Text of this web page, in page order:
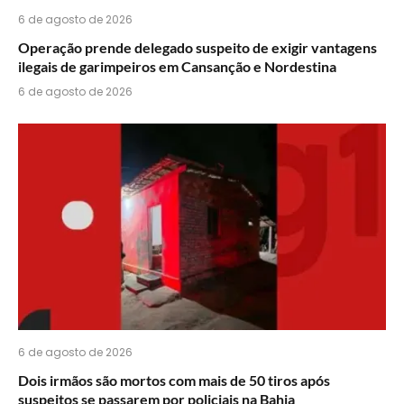
6 de agosto de 2026
Operação prende delegado suspeito de exigir vantagens
ilegais de garimpeiros em Cansanção e Nordestina
6 de agosto de 2026
6 de agosto de 2026
Dois irmãos são mortos com mais de 50 tiros após
suspeitos se passarem por policiais na Bahia